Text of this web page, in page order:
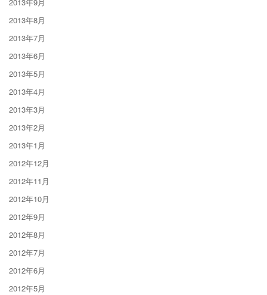
2013年8月
2013年7月
2013年6月
2013年5月
2013年4月
2013年3月
2013年2月
2013年1月
2012年12月
2012年11月
2012年10月
2012年9月
2012年8月
2012年7月
2012年6月
2012年5月